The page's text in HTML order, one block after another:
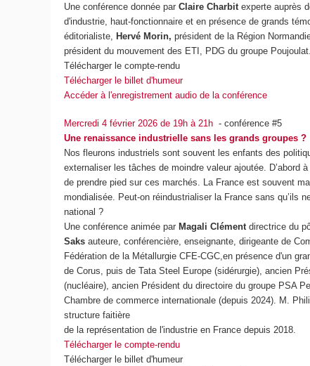
Une conférence donnée parClaire Charbit experte auprès
d'industrie, haut-fonctionnaire et en présence de grands
éditorialiste,Hervé Morin, président de la Région
président du mouvement des ETI, PDG du groupe Poujoulat.
Télécharger le compte-rendu
Télécharger le billet d'humeur
Accéder à l'enregistrement audio de la conférence
Mercredi 4 février 2026 de 19h à 21h - conférence #5
Une renaissance industrielle sans les grands groupes ?
Nos fleurons industriels sont souvent les enfants des
externaliser les tâches de moindre valeur ajoutée. D’abord
de prendre pied sur ces marchés. La France est souvent
mondialisée. Peut-on réindustrialiser la France sans qu’ils
national ?
Une conférence animée par Magali Clémentdirectrice du
Saks auteure, conférencière, enseignante, dirigeante de
Fédération de la Métallurgie CFE-CGC,en présence d'un
de Corus, puis de Tata Steel Europe (sidérurgie), ancien
(nucléaire), ancien Président du directoire du groupe PSA
Chambre de commerce internationale (depuis 2024). M.
structure faitière
de la représentation de l'industrie en France depuis 2018.
Télécharger le compte-rendu
Télécharger le billet d'humeur